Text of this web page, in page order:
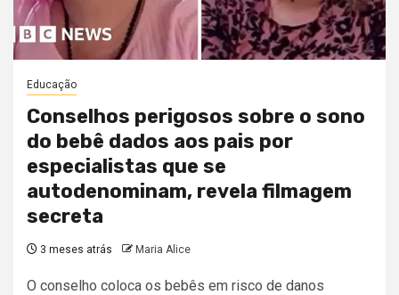
Educação
Conselhos perigosos sobre o sono
do bebê dados aos pais por
especialistas que se
autodenominam, revela filmagem
secreta
3 meses atrás Maria Alice
O conselho coloca os bebês em risco de danos